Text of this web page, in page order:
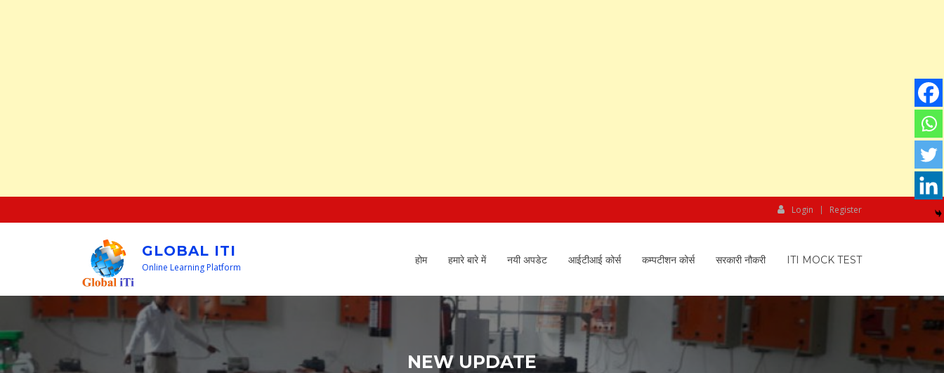
Login Register
GLOBAL ITI
Online Learning Platform
होम हमारे बारे में नयी अपडेट आईटीआई कोर्स कम्पटीशन कोर्स सरकारी नौकरी ITI MOCK TEST
NEW UPDATE